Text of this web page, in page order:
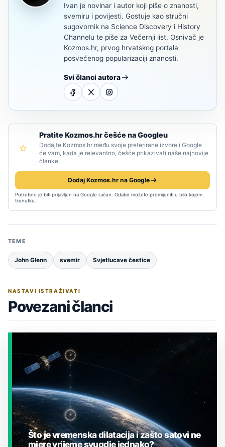
Ivan je novinar i autor koji piše o znanosti,
svemiru i povijesti. Gostuje kao stručni
sugovornik na Science Discovery i History
Channelu te piše za Večernji list. Osnivač je
Kozmos.hr, prvog hrvatskog portala
posvećenog popularizaciji znanosti.
Svi članci autora
Pratite Kozmos.hr češće na Googleu
Dodajte Kozmos.hr među svoje preferirane izvore i Google
će vam, kada je relevantno, češće prikazivati naše najnovije
članke.
Dodaj Kozmos.hr na Google
Potrebno je biti prijavljen na Google račun. Odabir možete promijeniti u bilo kojem
trenutku.
TEME
John Glenn svemir Svjetlucave čestice
NASTAVI ISTRAŽIVATI
Povezani članci
Što je vremenska dilatacija i zašto satovi ne
mjere vrijeme svugdje jednako?